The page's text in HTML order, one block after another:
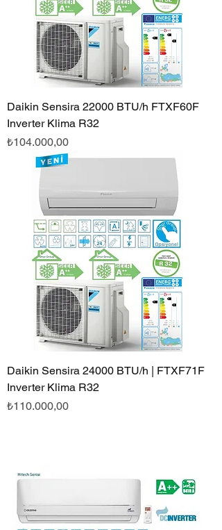
Daikin Sensira 22000 BTU/h FTXF60F
Inverter Klima R32
Fiyat
₺104.000,00
Daikin Sensira 24000 BTU/h | FTXF71F
Inverter Klima R32
Fiyat
₺110.000,00